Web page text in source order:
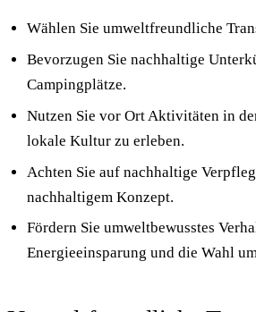
Wählen Sie umweltfreundliche
Bevorzugen Sie nachhaltige
Campingplätze.
Nutzen Sie vor Ort Aktivitäten in
lokale Kultur zu erleben.
Achten Sie auf nachhaltige
nachhaltigem Konzept.
Fördern Sie umweltbewusstes
Energieeinsparung und die Wahl